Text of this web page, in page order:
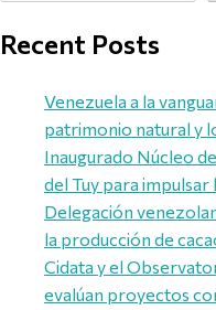
Recent Posts
Venezuela a la
patrimonio natural y
Inaugurado Núcleo
del Tuy para impulsar
Delegación
la producción de
Cidata y el
evalúan proyectos